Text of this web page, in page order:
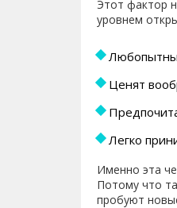
Этот фактор
уровнем
Любопытны
Ценят
Легко
Именно эта
Потому что
пробуют